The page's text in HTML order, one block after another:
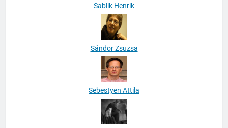
Sablik Henrik
Sándor Zsuzsa
Sebestyen Attila